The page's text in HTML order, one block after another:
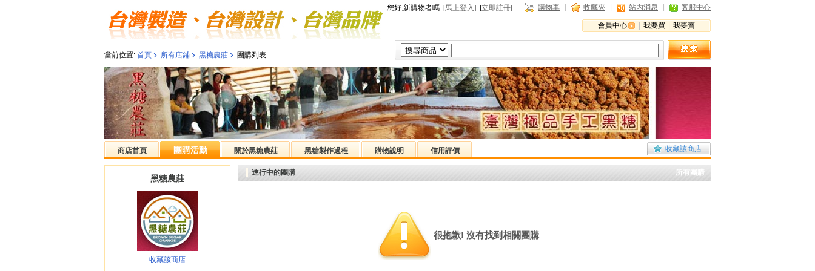
您好,新購物者嗎 [馬上登入] [立即註冊] 購物車 收藏夾 站內消息 客服中心
會員中心 我要買 我要賣
當前位置: 首頁 › 所有店鋪 › 黑糖農莊 › 團購列表
商店首頁 團購活動 關於黑糖農莊 黑糖製作過程 購物說明 信用評價 收藏該商店
黑糖農莊
收藏該商店
進行中的團購 所有團購
很抱歉! 沒有找到相關團購